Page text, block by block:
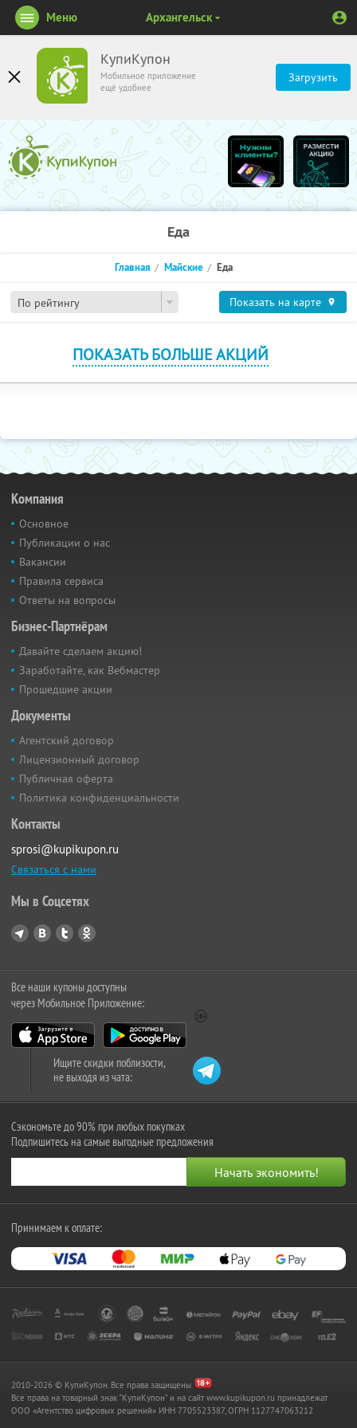
КупиКупон
Мобильное приложение
ещё удобнее
Загрузить
Меню Архангельск
Еда
По рейтингу
Главная Майские Еда
Показать на карте
ПОКАЗАТЬ БОЛЬШЕ АКЦИЙ
Компания
Основное
Публикации о нас
Вакансии
Правила сервиса
Ответы на вопросы
Бизнес-Партнёрам
Давайте сделаем акцию!
Заработайте, как Вебмастер
Прошедшие акции
Документы
Агентский договор
Лицензионный договор
Публичная оферта
Политика конфиденциальности
Контакты
sprosi@kupikupon.ru
Связаться с нами
Мы в Соцсетях
Все наши купоны доступны
через Мобильное Приложение:
Ищите скидки поблизости,
не выходя из чата:
Сэкономьте до 90% при любых покупках
Подпишитесь на самые выгодные предложения
Принимаем к оплате:
2010-2026 © КупиКупон. Все права защищены.
Все права на товарный знак "КупиКупон" и на сайт www.kupikupon.ru принадлежат
OOO «Агентство цифровых решений» ИНН 7705523387, ОГРН 1127747063212